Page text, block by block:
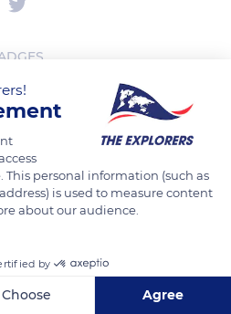
has not posted any
yet
personal information (such as
is used to measure content
about our audience.
by
Choose Agree